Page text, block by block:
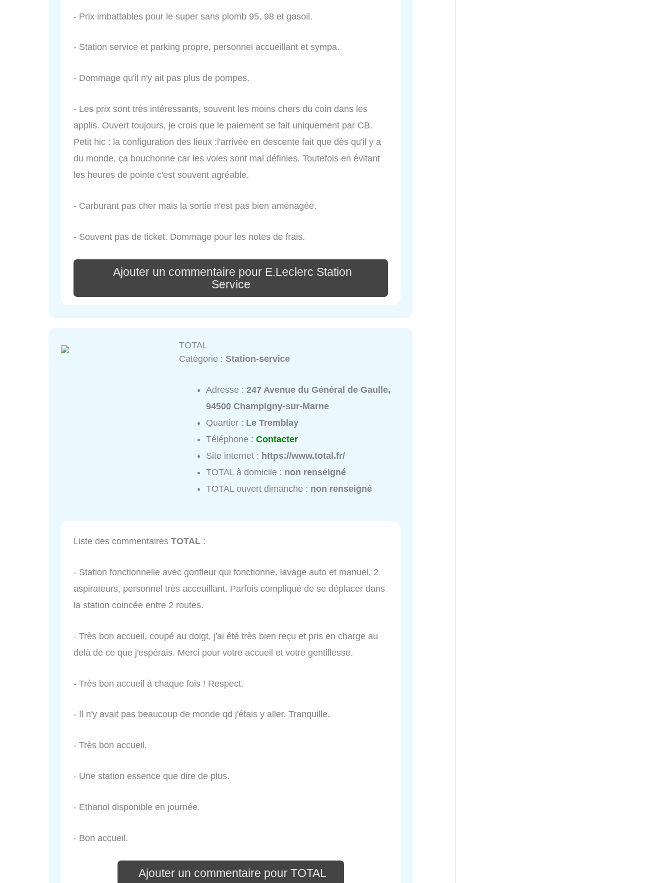
- Prix imbattables pour le super sans plomb 95, 98 et gasoil.
- Station service et parking propre, personnel accueillant et sympa.
- Dommage qu'il n'y ait pas plus de pompes.
- Les prix sont très intéressants, souvent les moins chers du coin dans les
applis. Ouvert toujours, je crois que le paiement se fait uniquement par CB.
Petit hic : la configuration des lieux :l'arrivée en descente fait que dès qu'il y a
du monde, ça bouchonne car les voies sont mal définies. Toutefois en évitant
les heures de pointe c'est souvent agréable.
- Carburant pas cher mais la sortie n'est pas bien aménagée.
- Souvent pas de ticket. Dommage pour les notes de frais.
Ajouter un commentaire pour E.Leclerc Station
Service
TOTAL
Catégorie :Station-service
Adresse :247 Avenue du Général de Gaulle,
94500 Champigny-sur-Marne
Quartier : Le Tremblay
Téléphone :Contacter
Site internet : https://www.total.fr/
TOTAL à domicile : non renseigné
TOTAL ouvert dimanche : non renseigné
Liste des commentaires TOTAL :
- Station fonctionnelle avec gonfleur qui fonctionne, lavage auto et manuel, 2
aspirateurs, personnel très acceuillant. Parfois compliqué de se déplacer dans
la station coincée entre 2 routes.
- Très bon accueil, coupé au doigt, j'ai été très bien reçu et pris en charge au
delà de ce que j'espérais. Merci pour votre accueil et votre gentillesse.
- Très bon accueil à chaque fois ! Respect.
- Il n'y avait pas beaucoup de monde qd j'étais y aller. Tranquille.
- Très bon accueil.
- Une station essence que dire de plus.
- Ethanol disponible en journée.
- Bon accueil.
Ajouter un commentaire pour TOTAL